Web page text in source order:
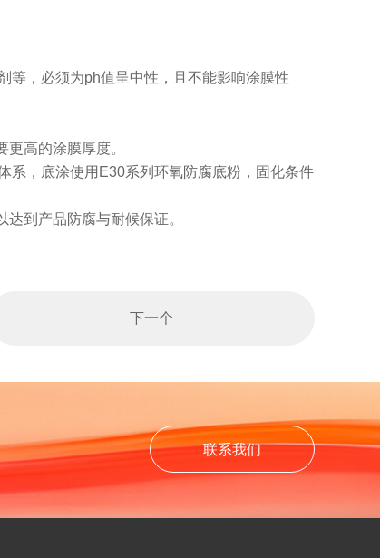
等，必须为ph值呈中性，且不能影响涂膜性
高的涂膜厚度。
系，底涂使用E30系列环氧防腐底粉，固化条件
到产品防腐与耐候保证。
下一个
联系我们